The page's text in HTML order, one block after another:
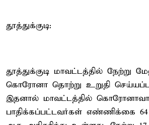
தூத்துக்குடி:
தூத்துக்குடி மாவட்டத்தில் நேற்று
கொரோனா தொற்று உறுதி
இதனால் மாவட்டத்தில்
பாதிக்கப்பட்டவர்கள் எண்ணிக்கை 64